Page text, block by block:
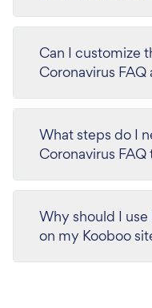
Can I customize
Coronavirus
What steps do I
Coronavirus
Why should I use
on my Kooboo